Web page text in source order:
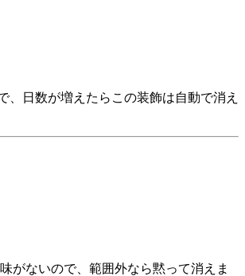
日数が増えたらこの装飾は自動で消え
がないので、範囲外なら黙って消えま